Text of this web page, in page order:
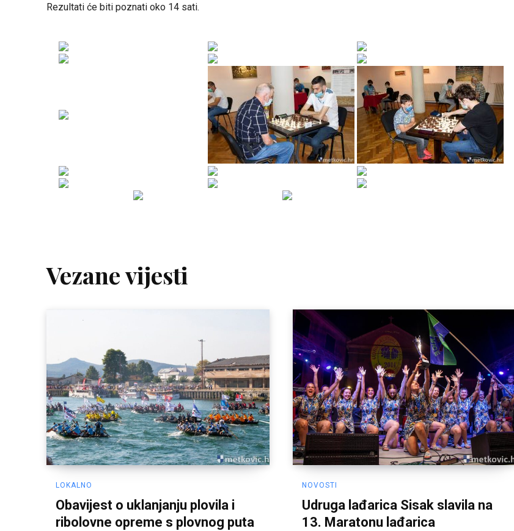
Rezultati će biti poznati oko 14 sati.
Vezane vijesti
LOKALNO
Obavijest o uklanjanju plovila i
ribolovne opreme s plovnog puta
NOVOSTI
Udruga lađarica Sisak slavila na
13. Maratonu lađarica